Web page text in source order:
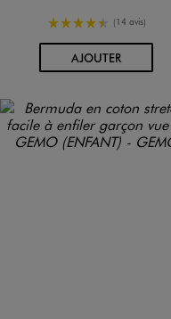
4.5/5 de moyenne
(14 avis)
AJOUTERAU PANIER